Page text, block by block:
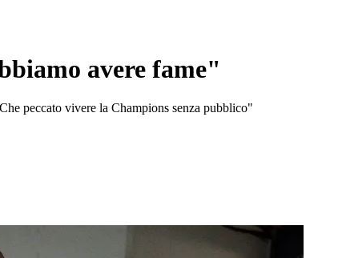
avere fame"
peccato vivere la Champions senza pubblico"